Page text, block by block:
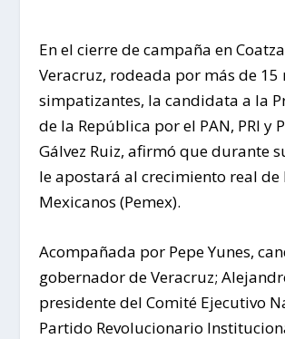
En el cierre de campaña en
Veracruz, rodeada por más de 15
simpatizantes, la candidata a la
de la República por el PAN, PRI y
Gálvez Ruiz, afirmó que durante
le apostará al crecimiento real de
Mexicanos (Pemex).
Acompañada por Pepe Yunes,
gobernador de Veracruz;
presidente del Comité Ejecutivo
Partido Revolucionario